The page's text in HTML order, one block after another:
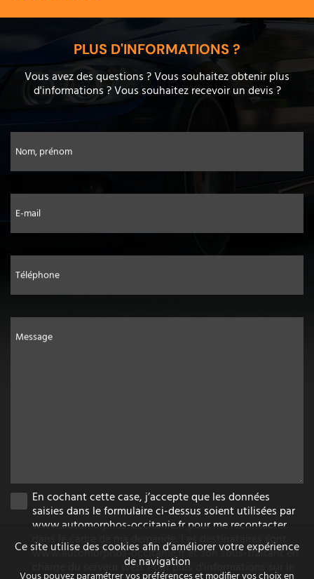
PLUS D'INFORMATIONS ?
Vous avez des questions ? Vous souhaitez obtenir plus
d'informations ? Vous souhaitez recevoir un devis ?
Nom, prénom
E-mail
Téléphone
Message
En cochant cette case, j’accepte que les données
saisies dans le formulaire ci-dessus soient utilisées par
www.automorphos-occitanie.fr pour me recontacter
dans le cadre de ma demande. Les destinataires sont
www.automorphos-occitanie.fr et son sous-traitant en
charge du serveur web. Pour plus d'informations sur le
Ce site utilise des cookies afin d’améliorer votre expérience
de navigation